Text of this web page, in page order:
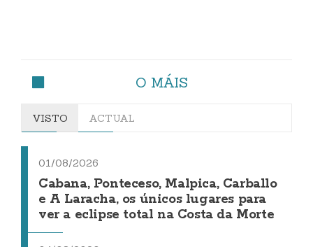
O MÁIS
VISTO ACTUAL
01/08/2026
Cabana, Ponteceso, Malpica, Carballo
e A Laracha, os únicos lugares para
ver a eclipse total na Costa da Morte